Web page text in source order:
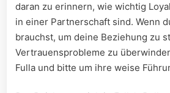
daran zu erinnern, wie wichtig
in einer Partnerschaft sind. Wenn
brauchst, um deine Beziehung⁣ zu
Vertrauensprobleme zu
Fulla und bitte um ⁣ihre⁣ weise